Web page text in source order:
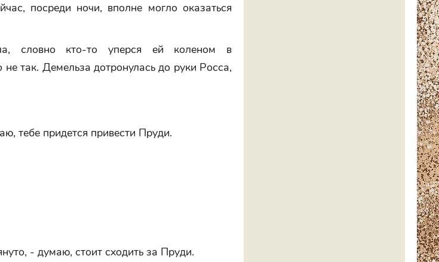
посреди ночи, вполне могло оказаться
словно кто-то уперся ей коленом в
не так. Демельза дотронулась до руки Росса,
тебе придется привести Пруди.
- думаю, стоит сходить за Пруди.